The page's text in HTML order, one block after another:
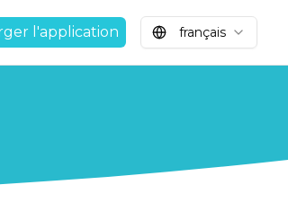
l'application français